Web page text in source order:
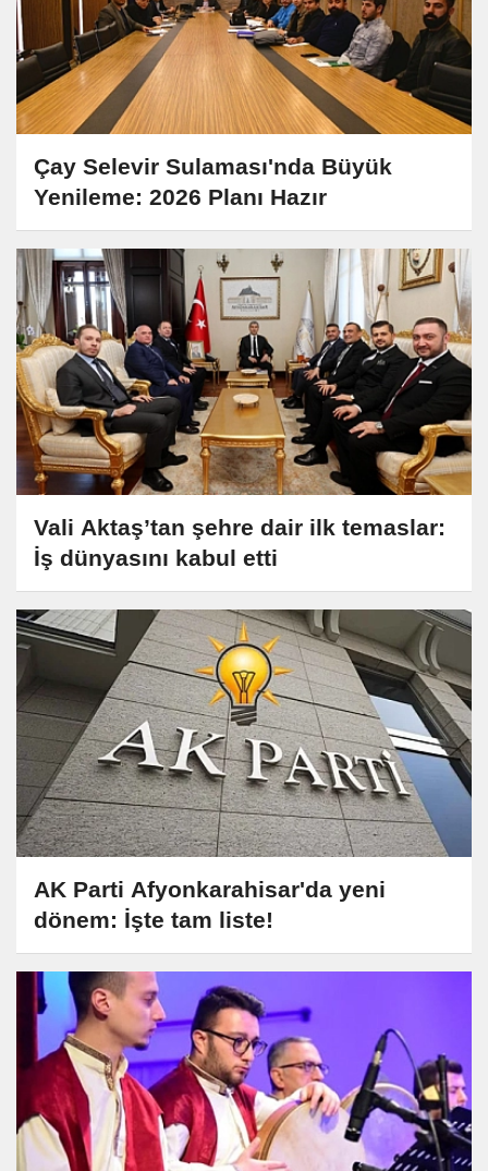
Çay Selevir Sulaması'nda Büyük
Yenileme: 2026 Planı Hazır
Vali Aktaş’tan şehre dair ilk temaslar:
İş dünyasını kabul etti
AK Parti Afyonkarahisar'da yeni
dönem: İşte tam liste!